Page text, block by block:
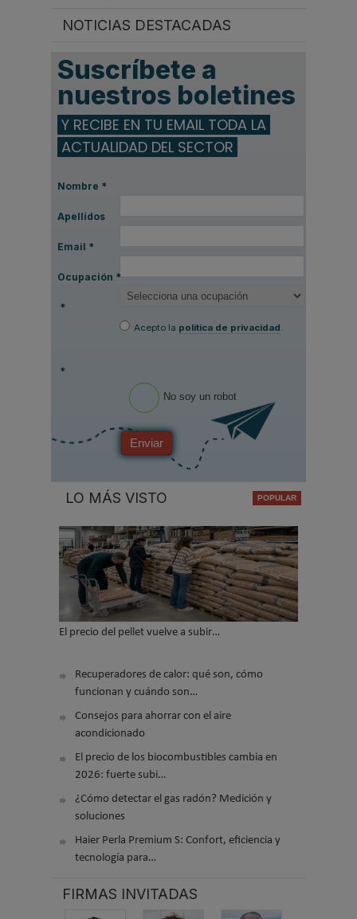
NOTICIAS DESTACADAS
Suscríbete a
nuestros boletines
Y RECIBE EN TU EMAIL TODA LA
ACTUALIDAD DEL SECTOR
Nombre *
Apellidos
Email *
Ocupación *
*
Acepto la política de privacidad.
*
No soy un robot
Enviar
LO MÁS VISTO
El precio del pellet vuelve a subir…
Recuperadores de calor: qué son, cómo
funcionan y cuándo son…
Consejos para ahorrar con el aire
acondicionado
El precio de los biocombustibles cambia en
2026: fuerte subi…
¿Cómo detectar el gas radón? Medición y
soluciones
Haier Perla Premium S: Confort, eficiencia y
tecnología para…
FIRMAS INVITADAS